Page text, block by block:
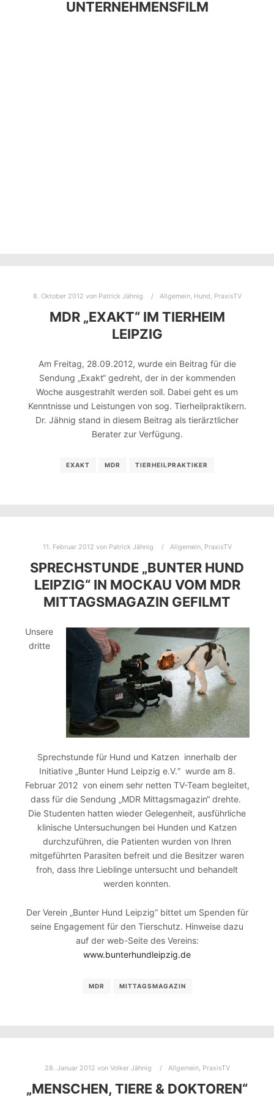
UNTERNEHMENSFILM
8. Oktober 2012 von Patrick Jähnig Allgemein, Hund PraxisTV
MDR „EXAKT“ IM TIERHEIM
LEIPZIG
Am Freitag, 28.09.2012, wurde ein Beitrag für die
Sendung „Exakt“ gedreht, der in der kommenden
Woche ausgestrahlt werden soll. Dabei geht es um
Kenntnisse und Leistungen von sog. Tierheilpraktikern.
Dr. Jähnig stand in diesem Beitrag als tierärztlicher
Berater zur Verfügung.
EXAKT MDR TIERHEILPRAKTIKER
11. Februar 2012 von Patrick Jähnig Allgemein, PraxisTV
SPRECHSTUNDE „BUNTER HUND
LEIPZIG“ IN MOCKAU VOM MDR
MITTAGSMAGAZIN GEFILMT
Unsere
dritte
Sprechstunde für Hund und Katzen innerhalb der
Initiative „Bunter Hund Leipzig e.V.“ wurde am 8.
Februar 2012 von einem sehr netten TV-Team begleitet,
dass für die Sendung „MDR Mittagsmagazin“ drehte.
Die Studenten hatten wieder Gelegenheit, ausführliche
klinische Untersuchungen bei Hunden und Katzen
durchzuführen, die Patienten wurden von Ihren
mitgeführten Parasiten befreit und die Besitzer waren
froh, dass Ihre Lieblinge untersucht und behandelt
werden konnten.
Der Verein „Bunter Hund Leipzig“ bittet um Spenden für
seine Engagement für den Tierschutz. Hinweise dazu
auf der web-Seite des Vereins:
www.bunterhundleipzig.de
MDR MITTAGSMAGAZIN
28. Januar 2012 von Volker Jähnig Allgemein, PraxisTV
„MENSCHEN, TIERE & DOKTOREN“